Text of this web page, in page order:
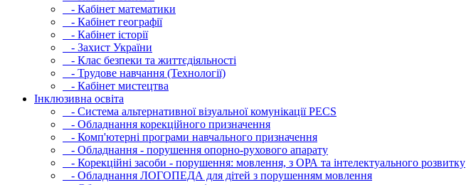
- Кабінет математики
- Кабінет географії
- Кабінет історії
- Захист України
- Клас безпеки та життєдіяльності
- Трудове навчання (Технології)
- Кабінет мистецтва
Інклюзивна освіта
- Система альтернативної візуальної комунікації PECS
- Обладнання корекційного призначення
- Комп'ютерні програми навчального призначення
- Обладнання - порушення опорно-рухового апарату
- Корекційні засоби - порушення: мовлення, з ОРА та інтелектуального розвитку
- Обладнання ЛОГОПЕДА для дітей з порушенням мовлення